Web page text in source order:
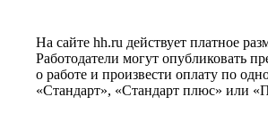
На сайте hh.ru действует платное
Работодатели могут опубликовать
о работе и произвести оплату по
«Стандарт», «Стандарт плюс» или